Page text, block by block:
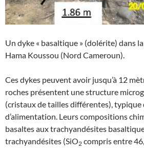
Un dyke « basaltique » (dolérite) dans
Hama Koussou (Nord Cameroun).
Ces dykes peuvent avoir jusqu’à 12
roches présentent une structure
(cristaux de tailles différentes), typique
d’alimentation. Leurs compositions
basaltes aux trachyandésites
trachyandésites (SiO2 compris entre